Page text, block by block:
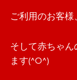
ご利用のお客様
そして赤ちゃ
ます(^O^)